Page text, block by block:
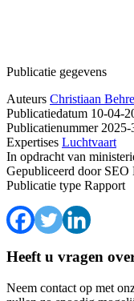
Publicatie gegevens
Auteurs Christiaan
Publicatiedatum 10-04-
Publicatienummer2025-
Expertises Luchtvaart
In opdracht van
Gepubliceerd doorSEO
Publicatie type Rapport
Heeft u vragen
Neem contact op met